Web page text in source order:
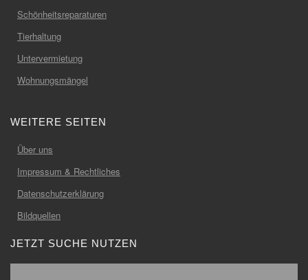
Schönheitsreparaturen
Tierhaltung
Untervermietung
Wohnungsmängel
WEITERE SEITEN
Über uns
Impressum & Rechtliches
Datenschutzerklärung
Bildquellen
JETZT SUCHE NUTZEN